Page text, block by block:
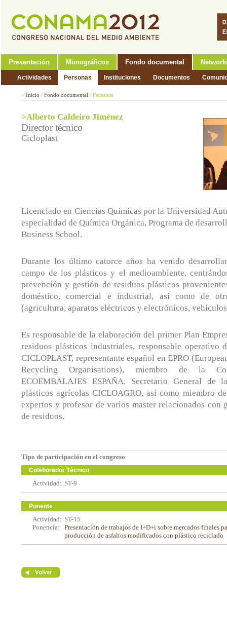
Presentación Monográficos Fondo documental
Actividades Personas Instituciones Documentos
> Inicio / Fondo documental / Personas
>Alberto Caldeiro Jiménez
Director técnico
Cicloplast
Licenciado en Ciencias Químicas por la Universidad
especialidad de Química Orgánica, Programa de
Business School.
Durante los último catorce años ha venido
campo de los plásticos y el medioambiente,
prevención y gestión de residuos plásticos
doméstico, comercial e industrial, así como de
(agricultura, aparatos eléctricos y electrónicos,
Es responsable de la elaboración del primer Plan
residuos plásticos industriales, responsable operativo
CICLOPLAST, representante español en EPRO
Recycling Organisations), miembro de la
ECOEMBALAJES ESPAÑA, Secretario General de
plásticos agrícolas CICLOAGRO, así como miembro
expertos y profesor de varios master relacionados con
de residuos.
Tipo de participación en el congreso
Colaborador Técnico
Actividad: ST-9
Ponente
Actividad: ST-15
Ponencia:
Presentación de trabajos de I+D+i sobre mercados finales
producción de asfaltos modificados con plástico reciclado